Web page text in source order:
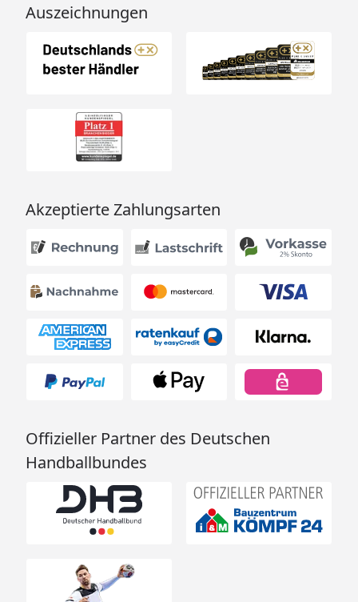
Auszeichnungen
Akzeptierte Zahlungsarten
Offizieller Partner des Deutschen
Handballbundes